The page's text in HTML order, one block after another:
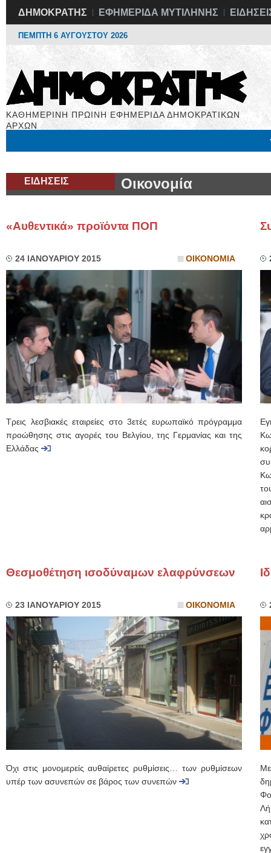
ΔΗΜΟΚΡΑΤΗΣ ΕΦΗΜΕΡΙΔΑ ΜΥΤΙΛΗΝΗΣ
ΠΕΜΠΤΗ 6 ΑΥΓΟΥΣΤΟΥ 2026
ΚΑΘΗΜΕΡΙΝΗ ΠΡΩΙΝΗ ΕΦΗΜΕΡΙΔΑ ΔΗΜΟΚΡΑΤΙΚΩΝ
ΑΡΧΩΝ
ΕΙΔΗΣΕΙΣ Οικονομία
«Αυθεντικά» προϊόντα ΠΟΠ
24 ΙΑΝΟΥΑΡΙΟΥ 2015 ΟΙΚΟΝΟΜΙΑ
Τρεις λεσβιακές εταιρείες στο 3ετές ευρωπαϊκό πρόγραμμα
προώθησης στις αγορές του Βελγίου, της Γερμανίας και της
Ελλάδας
Θεσμοθέτηση ισοδύναμων ελαφρύνσεων
23 ΙΑΝΟΥΑΡΙΟΥ 2015 ΟΙΚΟΝΟΜΙΑ
Όχι στις μονομερείς αυθαίρετες ρυθμίσεις… των ρυθμίσεων
υπέρ των ασυνεπών σε βάρος των συνεπών